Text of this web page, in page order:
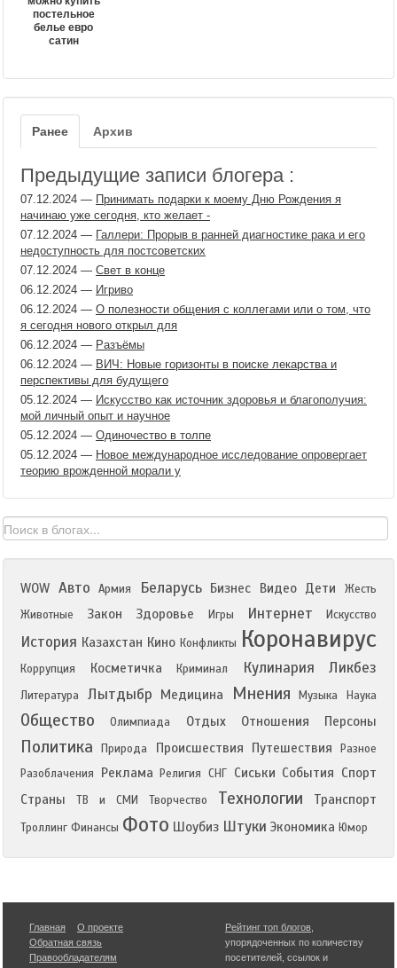
постельное
белье евро
сатин
Ранее Архив
Предыдущие записи блогера :
07.12.2024 — Принимать подарки к моему Дню Рождения я
начинаю уже сегодня, кто желает -
07.12.2024 — Галлери: Прорыв в ранней диагностике рака и его
недоступность для постсоветских
07.12.2024 — Свет в конце
06.12.2024 — Игриво
06.12.2024 — О полезности общения с коллегами или о том, что
я сегодня нового открыл для
06.12.2024 — Разъёмы
06.12.2024 — ВИЧ: Новые горизонты в поиске лекарства и
перспективы для будущего
05.12.2024 — Искусство как источник здоровья и благополучия:
мой личный опыт и научное
05.12.2024 — Одиночество в толпе
05.12.2024 — Новое международное исследование опровергает
теорию врожденной морали у
WOW Авто Армия Беларусь Бизнес Видео Дети
Жесть
Животные
Закон Здоровье Игры Интернет Искусство
История Казахстан Кино Конфликты Коронавирус
Коррупция Косметичка Криминал Кулинария Ликбез
Литература Лытдыбр Медицина Мнения Музыка Наука
Общество Олимпиада Отдых Отношения Персоны
Политика Природа Происшествия Путешествия
Разное
Разоблачения
Реклама Религия СНГ Сиськи События Спорт
Страны
ТВ и СМИ Творчество Технологии Транспорт
Троллинг Финансы Фото Шоубиз Штуки Экономика Юмор
Главная
О проекте
Обратная связь
Правообладателям
Рейтинг топ блогов
упорядоченных по количеству
посетителей, ссылок и